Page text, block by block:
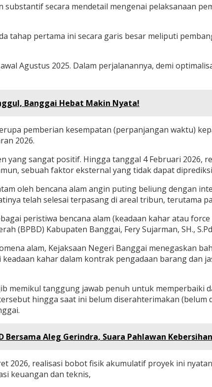
secara mendetail mengenai pelaksanaan
tahap pertama ini secara garis besar meliputi
Agustus 2025. Dalam perjalanannya, demi
Banggai Hebat Makin Nyata!
pemberian kesempatan (perpanjangan waktu)
2026.
yang sangat positif. Hingga tanggal 4 Februari 2026,
sebuah faktor eksternal yang tidak dapat
oleh bencana alam angin puting beliung dengan
telah selesai terpasang di areal tribun, terutama
peristiwa bencana alam (keadaan kahar atau
(BPBD) Kabupaten Banggai, Fery Sujarman, SH.,
alam, Kejaksaan Negeri Banggai menegaskan
kahar dalam kontrak pengadaan barang dan
memikul tanggung jawab penuh untuk memperbaiki
hingga saat ini belum diserahterimakan (belum
Bersama Aleg Gerindra, Suara Pahlawan
2026, realisasi bobot fisik akumulatif proyek ini
keuangan dan teknis,